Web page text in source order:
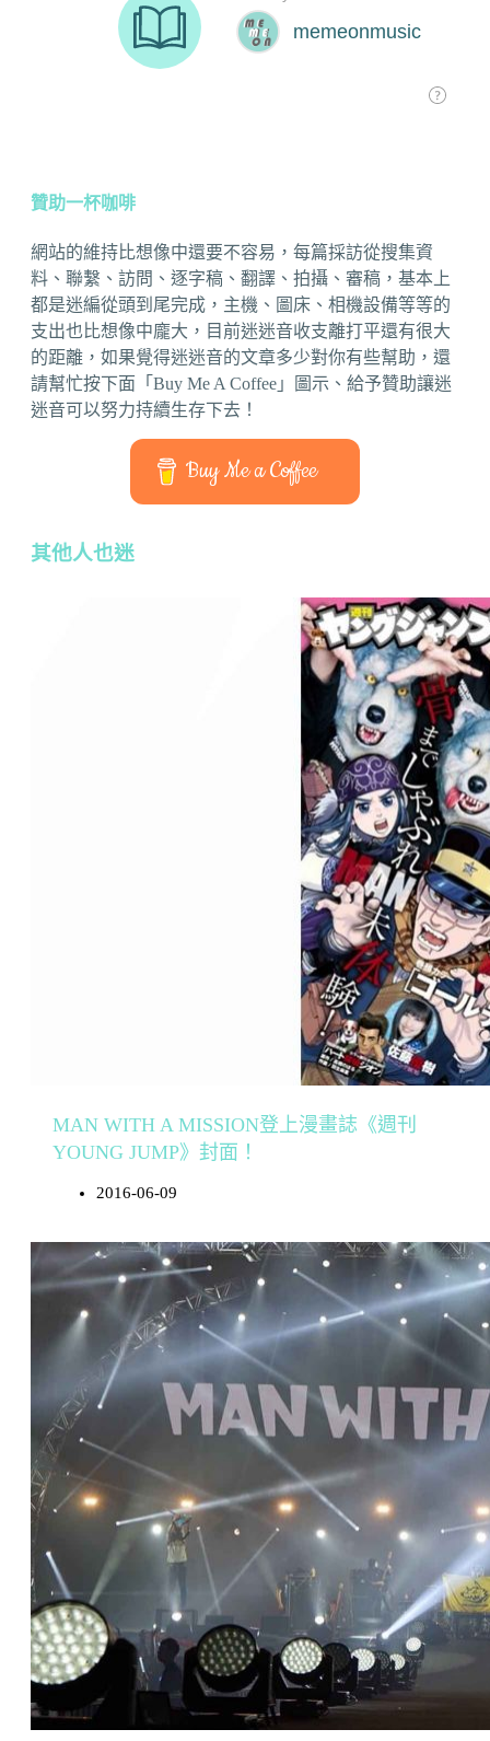
贊助一杯咖啡
網站的維持比想像中還要不容易，每篇採訪從搜集資
料、聯繫、訪問、逐字稿、翻譯、拍攝、審稿，基本上
都是迷編從頭到尾完成，主機、圖床、相機設備等等的
支出也比想像中龐大，目前迷迷音收支離打平還有很大
的距離，如果覺得迷迷音的文章多少對你有些幫助，還
請幫忙按下面「Buy Me A Coffee」圖示、給予贊助讓迷
迷音可以努力持續生存下去！
Buy Me a Coffee
其他人也迷
MAN WITH A MISSION登上漫畫誌《週刊
YOUNG JUMP》封面！
2016-06-09